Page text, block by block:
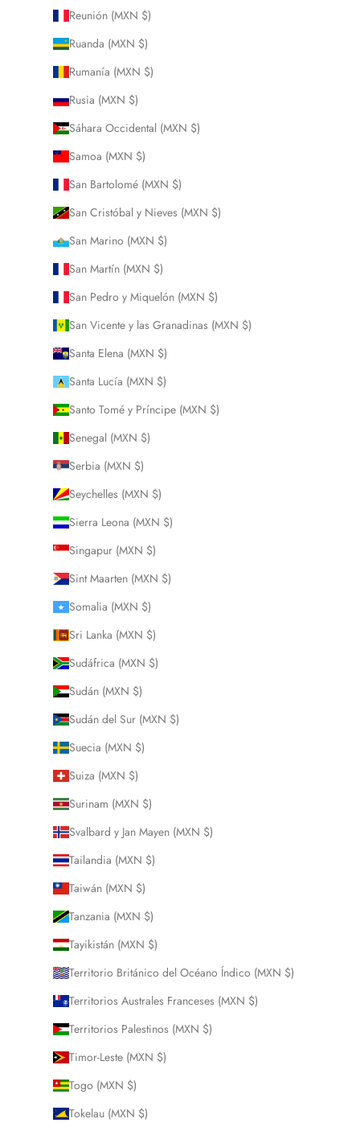
Reunión (MXN $)
Ruanda (MXN $)
Rumanía (MXN $)
Rusia (MXN $)
Sáhara Occidental (MXN $)
Samoa (MXN $)
San Bartolomé (MXN $)
San Cristóbal y Nieves (MXN $)
San Marino (MXN $)
San Martín (MXN $)
San Pedro y Miquelón (MXN $)
San Vicente y las Granadinas (MXN $)
Santa Elena (MXN $)
Santa Lucía (MXN $)
Santo Tomé y Príncipe (MXN $)
Senegal (MXN $)
Serbia (MXN $)
Seychelles (MXN $)
Sierra Leona (MXN $)
Singapur (MXN $)
Sint Maarten (MXN $)
Somalia (MXN $)
Sri Lanka (MXN $)
Sudáfrica (MXN $)
Sudán (MXN $)
Sudán del Sur (MXN $)
Suecia (MXN $)
Suiza (MXN $)
Surinam (MXN $)
Svalbard y Jan Mayen (MXN $)
Tailandia (MXN $)
Taiwán (MXN $)
Tanzania (MXN $)
Tayikistán (MXN $)
Territorio Británico del Océano Índico (MXN $)
Territorios Australes Franceses (MXN $)
Territorios Palestinos (MXN $)
Timor-Leste (MXN $)
Togo (MXN $)
Tokelau (MXN $)